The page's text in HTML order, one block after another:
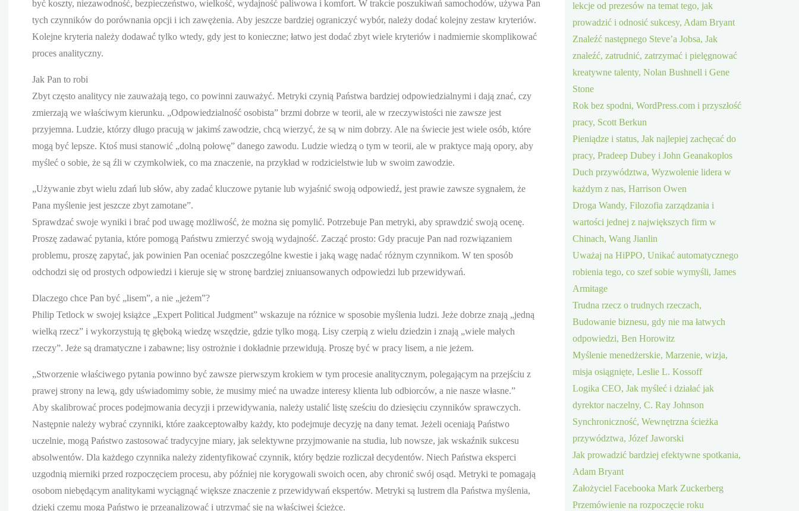
być koszty, niezawodność, bezpieczeństwo, wielkość, wydajność paliwowa i komfort. W trakcie poszukiwań samochodów, używa Pan
tych czynników do porównania opcji i ich zawężenia. Aby jeszcze bardziej ograniczyć wybór, należy dodać kolejny zestaw kryteriów.
Kolejne kryteria należy dodawać tylko wtedy, gdy jest to konieczne; łatwo jest dodać zbyt wiele kryteriów i nadmiernie skomplikować
proces analityczny.
Jak Pan to robi
Zbyt często analitycy nie zauważają tego, co powinni zauważyć. Metryki czynią Państwa bardziej odpowiedzialnymi i dają znać, czy
zmierzają we właściwym kierunku. „Odpowiedzialność osobista” brzmi dobrze w teorii, ale w rzeczywistości nie zawsze jest
przyjemna. Ludzie, którzy długo pracują w jakimś zawodzie, chcą wierzyć, że są w nim dobrzy. Ale na świecie jest wiele osób, które
mogą być lepsze. Ktoś musi stanowić „dolną połowę” danego zawodu. Ludzie wiedzą o tym w teorii, ale w praktyce mają opory, aby
myśleć o sobie, że są źli w czymkolwiek, co ma znaczenie, na przykład w rodzicielstwie lub w swoim zawodzie.
„Używanie zbyt wielu zdań lub słów, aby zadać kluczowe pytanie lub wyjaśnić swoją odpowiedź, jest prawie zawsze sygnałem, że
Pana myślenie jest jeszcze zbyt zamotane”.
Sprawdzać swoje wyniki i brać pod uwagę możliwość, że można się pomylić. Potrzebuje Pan metryki, aby sprawdzić swoją ocenę.
Proszę zadawać pytania, które pomogą Państwu zmierzyć swoją wydajność. Zacząć prosto: Gdy pracuje Pan nad rozwiązaniem
problemu, proszę zapytać, jak powinien Pan oceniać poszczególne kwestie i jaką wagę nadać różnym czynnikom. W ten sposób
odchodzi się od prostych odpowiedzi i kieruje się w stronę bardziej zniuansowanych odpowiedzi lub przewidywań.
Dlaczego chce Pan być „lisem”, a nie „jeżem”?
Philip Tetlock w swojej książce „Expert Political Judgment” wskazuje na różnice w sposobie myślenia ludzi. Jeże dobrze znają „jedną
wielką rzecz” i wykorzystują tę głęboką wiedzę wszędzie, gdzie tylko mogą. Lisy czerpią z wielu dziedzin i znają „wiele małych
rzeczy”. Jeże są dramatyczne i zabawne; lisy ostrożnie i dokładnie przewidują. Proszę być w pracy lisem, a nie jeżem.
„Stworzenie właściwego pytania powinno być zawsze pierwszym krokiem w tym procesie analitycznym, polegającym na przejściu z
prawej strony na lewą, gdy uświadomimy sobie, że musimy mieć na uwadze interesy klienta lub odbiorców, a nie nasze własne.”
Aby skalibrować proces podejmowania decyzji i przewidywania, należy ustalić listę sześciu do dziesięciu czynników sprawczych.
Następnie należy wybrać czynniki, które zaakceptowałby każdy, kto podejmuje decyzję na dany temat. Jeżeli oceniają Państwo
uczelnie, mogą Państwo zastosować tradycyjne miary, jak selektywne przyjmowanie na studia, lub nowsze, jak wskaźnik sukcesu
absolwentów. Dla każdego czynnika należy zidentyfikować czynnik, który będzie rozliczał decydentów. Niech Państwa eksperci
uzgodnią mierniki przed rozpoczęciem procesu, aby później nie korygowali swoich ocen, aby chronić swój osąd. Metryki te pomagają
osobom niebędącym analitykami wyciągnąć większe znaczenie z przewidywań ekspertów. Metryki są lustrem dla Państwa myślenia,
dzięki czemu mogą Państwo je przeanalizować i utrzymać się na właściwej ścieżce.
lekcje od prezesów na temat tego, jak
prowadzić i odnosić sukcesy, Adam Bryant
Znaleźć następnego Steve’a Jobsa, Jak
znaleźć, zatrudnić, zatrzymać i pielęgnować
kreatywne talenty, Nolan Bushnell i Gene
Stone
Rok bez spodni, WordPress.com i przyszłość
pracy, Scott Berkun
Pieniądze i status, Jak najlepiej zachęcać do
pracy, Pradeep Dubey i John Geanakoplos
Duch przywództwa, Wyzwolenie lidera w
każdym z nas, Harrison Owen
Droga Wandy, Filozofia zarządzania i
wartości jednej z największych firm w
Chinach, Wang Jianlin
Uważaj na HiPPO, Unikać automatycznego
robienia tego, co szef sobie wymyśli, James
Armitage
Trudna rzecz o trudnych rzeczach,
Budowanie biznesu, gdy nie ma łatwych
odpowiedzi, Ben Horowitz
Myślenie menedżerskie, Marzenie, wizja,
misja osiągnięte, Leslie L. Kossoff
Logika CEO, Jak myśleć i działać jak
dyrektor naczelny, C. Ray Johnson
Synchroniczność, Wewnętrzna ścieżka
przywództwa, Józef Jaworski
Jak prowadzić bardziej efektywne spotkania,
Adam Bryant
Założyciel Facebooka Mark Zuckerberg
Przemówienie na rozpoczęcie roku